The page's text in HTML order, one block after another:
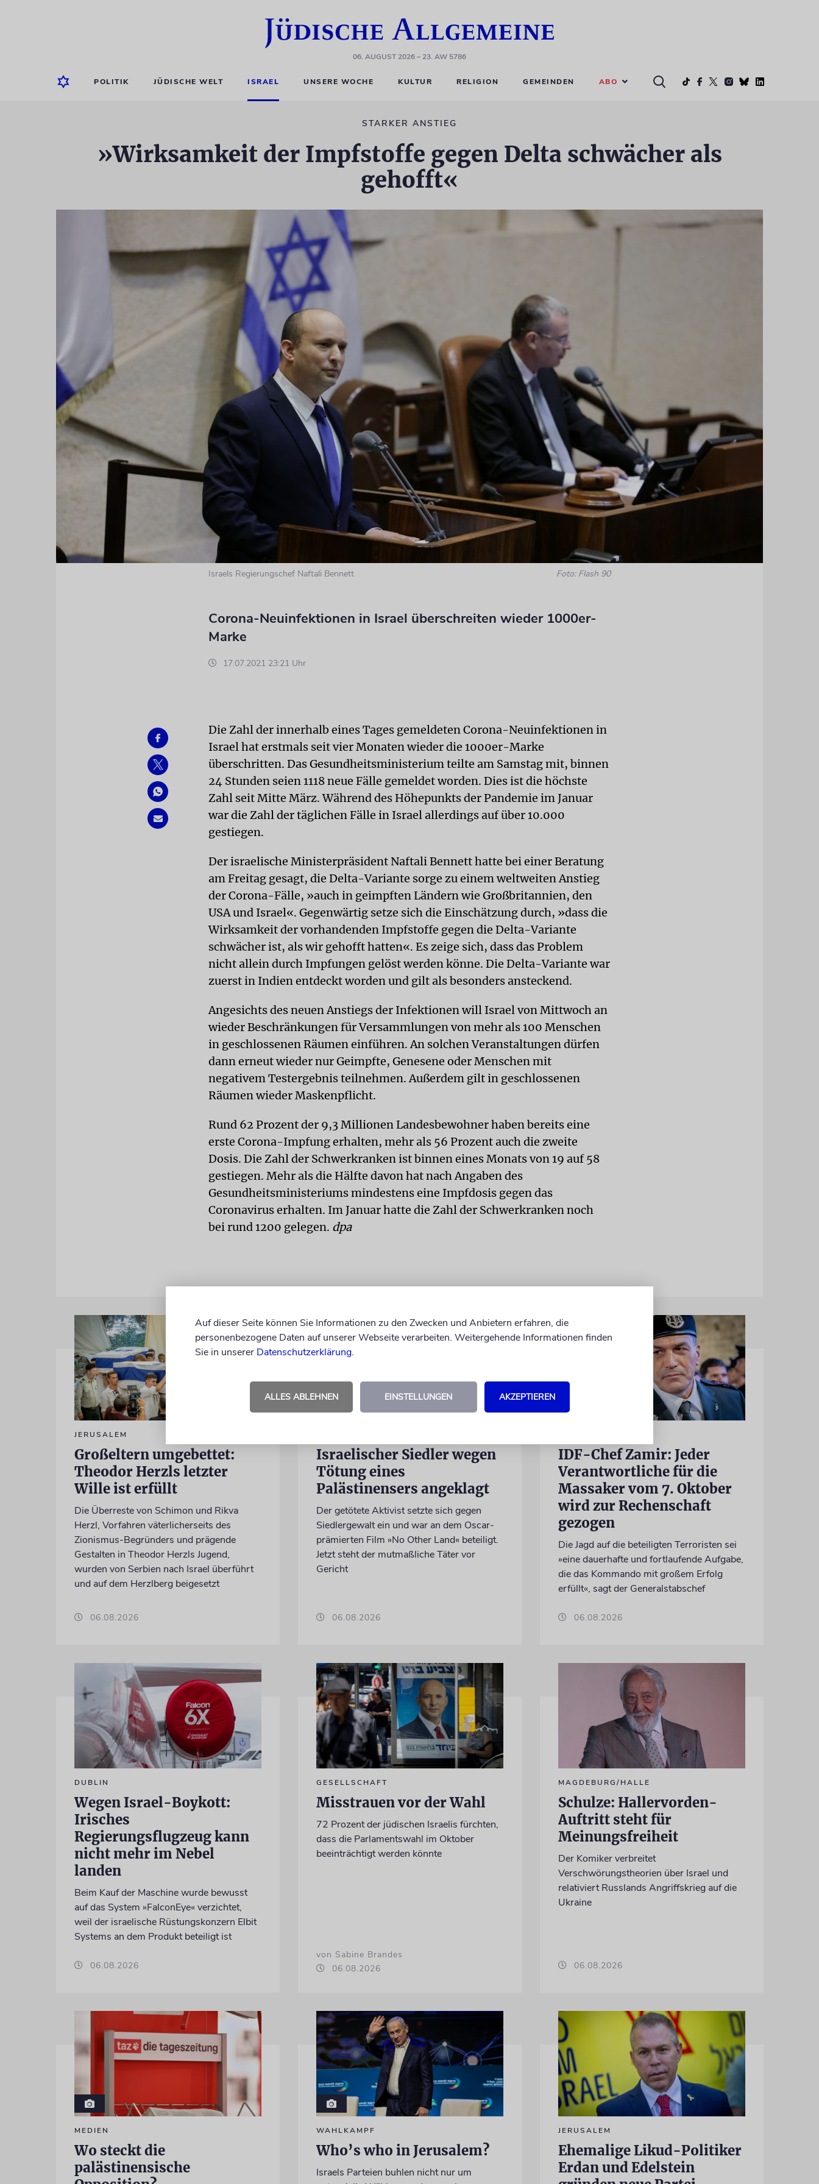
06. AUGUST 2026– 23. AW 5786
POLITIK JÜDISCHE WELT ISRAEL UNSERE WOCHE KULTUR RELIGION GEMEINDEN ABO
STARKER ANSTIEG
»Wirksamkeit der Impfstoffe gegen Delta schwächer als
gehofft«
Israels Regierungschef Naftali Bennett Foto: Flash 90
Corona-Neuinfektionen in Israel überschreiten wieder 1000er-
Marke
17.07.2021 23:21 Uhr
Die Zahl der innerhalb eines Tages gemeldeten Corona-Neuinfektionen in
Israel hat erstmals seit vier Monaten wieder die 1000er-Marke
überschritten. Das Gesundheitsministerium teilte am Samstag mit, binnen
24 Stunden seien 1118 neue Fälle gemeldet worden. Dies ist die höchste
Zahl seit Mitte März. Während des Höhepunkts der Pandemie im Januar
war die Zahl der täglichen Fälle in Israel allerdings auf über 10.000
gestiegen.
Der israelische Ministerpräsident Naftali Bennett hatte bei einer Beratung
am Freitag gesagt, die Delta-Variante sorge zu einem weltweiten Anstieg
der Corona-Fälle, »auch in geimpften Ländern wie Großbritannien, den
USA und Israel«. Gegenwärtig setze sich die Einschätzung durch, »dass die
Wirksamkeit der vorhandenden Impfstoffe gegen die Delta-Variante
schwächer ist, als wir gehofft hatten«. Es zeige sich, dass das Problem
nicht allein durch Impfungen gelöst werden könne. Die Delta-Variante war
zuerst in Indien entdeckt worden und gilt als besonders ansteckend.
Angesichts des neuen Anstiegs der Infektionen will Israel von Mittwoch an
wieder Beschränkungen für Versammlungen von mehr als 100 Menschen
in geschlossenen Räumen einführen. An solchen Veranstaltungen dürfen
dann erneut wieder nur Geimpfte, Genesene oder Menschen mit
negativem Testergebnis teilnehmen. Außerdem gilt in geschlossenen
Räumen wieder Maskenpflicht.
Rund 62 Prozent der 9,3 Millionen Landesbewohner haben bereits eine
erste Corona-Impfung erhalten, mehr als 56 Prozent auch die zweite
Dosis. Die Zahl der Schwerkranken ist binnen eines Monats von 19 auf 58
gestiegen. Mehr als die Hälfte davon hat nach Angaben des
Gesundheitsministeriums mindestens eine Impfdosis gegen das
Coronavirus erhalten. Im Januar hatte die Zahl der Schwerkranken noch
bei rund 1200 gelegen. dpa
JERUSALEM
Großeltern umgebettet:
Theodor Herzls letzter
Wille ist erfüllt
Die Überreste von Schimon und Rikva
Herzl, Vorfahren väterlicherseits des
Zionismus-Begründers und prägende
Gestalten in Theodor Herzls Jugend,
wurden von Serbien nach Israel überführt
und auf dem Herzlberg beigesetzt
06.08.2026
Israelischer Siedler wegen
Tötung eines
Palästinensers angeklagt
Der getötete Aktivist setzte sich gegen
Siedlergewalt ein und war an dem Oscar-
prämierten Film »No Other Land« beteiligt.
Jetzt steht der mutmaßliche Täter vor
Gericht
06.08.2026
IDF-Chef Zamir: Jeder
Verantwortliche für die
Massaker vom 7. Oktober
wird zur Rechenschaft
gezogen
Die Jagd auf die beteiligten Terroristen sei
»eine dauerhafte und fortlaufende Aufgabe,
die das Kommando mit großem Erfolg
erfüllt«, sagt der Generalstabschef
06.08.2026
DUBLIN
Wegen Israel-Boykott:
Irisches
Regierungsflugzeug kann
nicht mehr im Nebel
landen
Beim Kauf der Maschine wurde bewusst
auf das System »FalconEye« verzichtet,
weil der israelische Rüstungskonzern Elbit
Systems an dem Produkt beteiligt ist
06.08.2026
GESELLSCHAFT
Misstrauen vor der Wahl
72 Prozent der jüdischen Israelis fürchten,
dass die Parlamentswahl im Oktober
beeinträchtigt werden könnte
von Sabine Brandes
06.08.2026
MAGDEBURG/HALLE
Schulze: Hallervorden-
Auftritt steht für
Meinungsfreiheit
Der Komiker verbreitet
Verschwörungstheorien über Israel und
relativiert Russlands Angriffskrieg auf die
Ukraine
06.08.2026
MEDIEN
Wo steckt die
palästinensische
WAHLKAMPF
Who’s who in Jerusalem?
Israels Parteien buhlen nicht nur um
JERUSALEM
Ehemalige Likud-Politiker
Erdan und Edelstein
Auf dieser Seite können Sie Informationen zu den Zwecken und Anbietern erfahren, die
personenbezogene Daten auf unserer Webseite verarbeiten. Weitergehende Informationen finden
Sie in unserer Datenschutzerklärung.
ALLES ABLEHNEN EINSTELLUNGEN AKZEPTIEREN